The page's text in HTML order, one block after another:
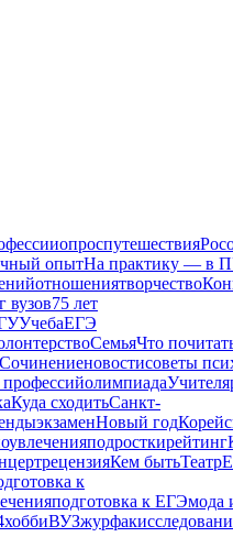
опроспутешествия
опытНа практику — в
отношениятворчество
вузов75 лет
УчебаЕГЭ
СемьяЧто
Сочинениеновостисоветы
профессийолимпиадаУчителя
Куда сходитьСанкт-
экзаменНовый год
увлеченияподросткирейтинг
рецензияКем бытьТеатр
к
подготовка к ЕГЭмода
хоббиВУЗжурфак